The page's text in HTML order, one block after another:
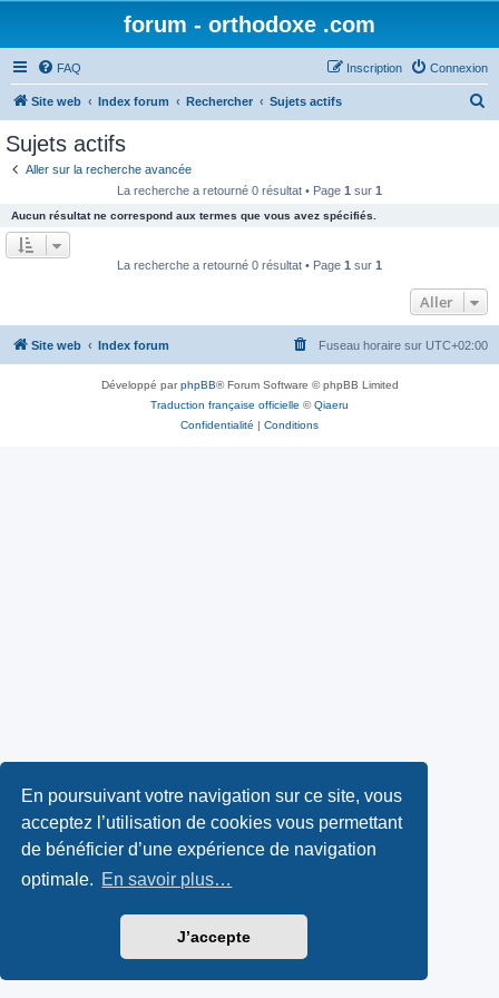
En poursuivant votre navigation sur ce site, vous
acceptez l’utilisation de cookies vous permettant
de bénéficier d’une expérience de navigation
optimale. En savoir plus…
J’accepte
forum - orthodoxe .com
FAQ Connexion
Inscription
Site web Index forum Rechercher Sujets actifs
e
r
Sujets actifs
Aller sur la recherche avancée
La recherche a retourné 0 résultat • Page 1 sur 1
Aucun résultat ne correspond aux termes que vous avez spécifiés.
La recherche a retourné 0 résultat • Page 1 sur 1
Aller
Site web Index forum Fuseau horaire sur UTC+02:00
Développé parphpBB® Forum Software © phpBB Limited
Traduction française officielle ©Qiaeru
Confidentialité | Conditions